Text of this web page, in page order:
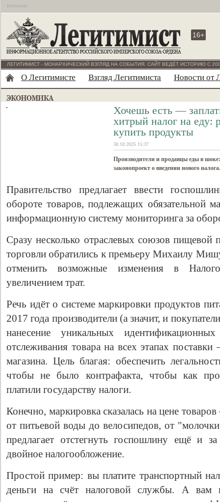
Бесплатно
16+
ЛЕГИТИМИСТ - МОНАРХИЧЕСКИЙ ВЗГЛЯД НА СОБЫТИЯ. САЙТ ВЕДЁТ ИСТОРИЮ С
О Легитимисте Взгляд Легитимиста Новости от
Хочешь есть —
хитрый налог на еду:
купить продукты
30.10.2025 15:37
Производители и продавцы еды в
законопроект о введении нового
Правительство предлагает ввести
обороте товаров, подлежащих обязательной
информационную систему мониторинга за
Сразу несколько отраслевых союзов
торговли обратились к премьеру Михаилу
отменить возможные изменения в
увеличением трат.
Речь идёт о системе маркировки продуктов
2017 года производители (а значит, и
нанесение уникальных
отслеживания товара на всех этапах
магазина. Цель благая: обеспечить
чтобы не было контрафакта, чтобы как
платили государству налоги.
Конечно, маркировка сказалась на цене
от питьевой воды до велосипедов, от
предлагает отстегнуть госпошлину ещё и
двойное налогообложение.
Простой пример: вы платите транспортный
деньги на счёт налоговой службы. А вам